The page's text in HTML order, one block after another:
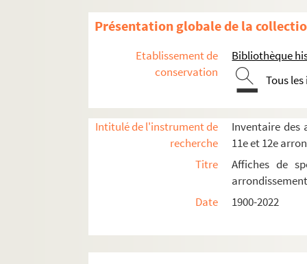
Présentation globale de la
Etablissement de
conservation
Bibliothèque
Tous
Intitulé de l'instrument de
recherche
Inventaire des
11e et 12e
Titre
Affiches de
Date
1900-2022
Espace La Comedia
La Fenêtre
Henri Selmer Paris
Maison des Métallos
MJC Paris-Mercoeur
Pan Piper